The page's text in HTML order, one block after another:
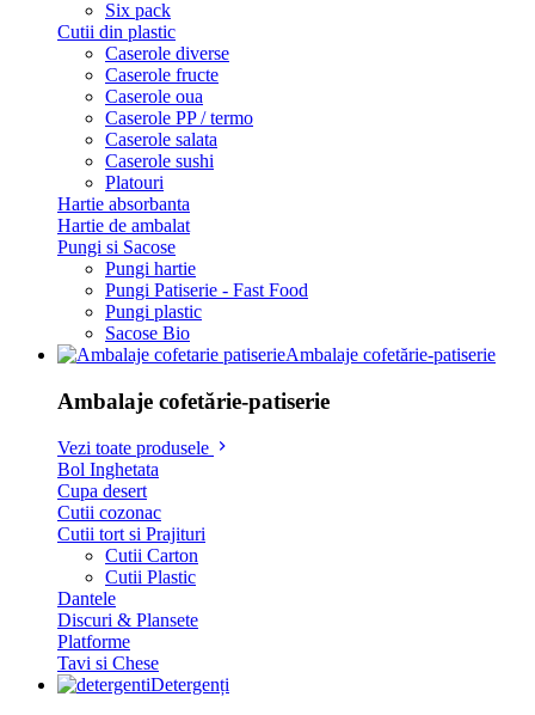
Six pack
Cutii din plastic
Caserole diverse
Caserole fructe
Caserole oua
Caserole PP / termo
Caserole salata
Caserole sushi
Platouri
Hartie absorbanta
Hartie de ambalat
Pungi si Sacose
Pungi hartie
Pungi Patiserie - Fast Food
Pungi plastic
Sacose Bio
Ambalaje cofetărie-patiserie
Ambalaje cofetărie-patiserie
Vezi toate produsele
Bol Inghetata
Cupa desert
Cutii cozonac
Cutii tort si Prajituri
Cutii Carton
Cutii Plastic
Dantele
Discuri & Plansete
Platforme
Tavi si Chese
Detergenți